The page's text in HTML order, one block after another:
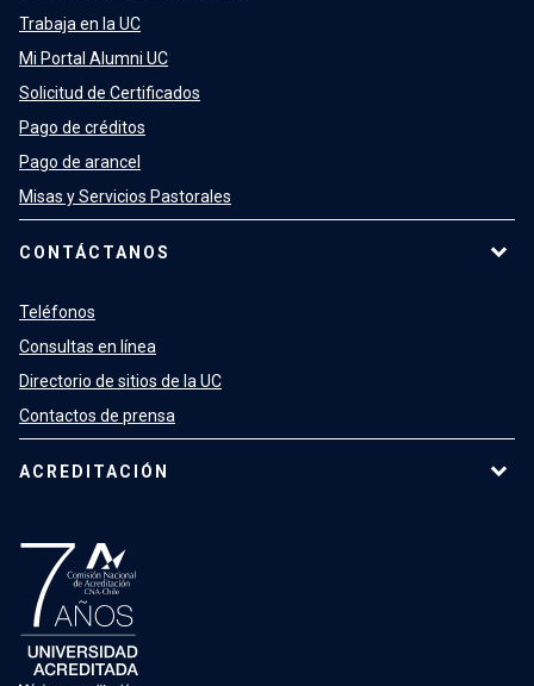
Trabaja en la UC
Mi Portal Alumni UC
Solicitud de Certificados
Pago de créditos
Pago de arancel
Misas y Servicios Pastorales
CONTÁCTANOS
Teléfonos
Consultas en línea
Directorio de sitios de la UC
Contactos de prensa
ACREDITACIÓN